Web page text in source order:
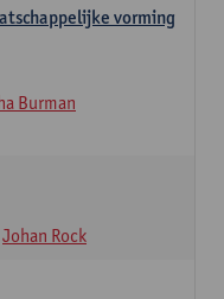
vorming
Burman
Johan Rock